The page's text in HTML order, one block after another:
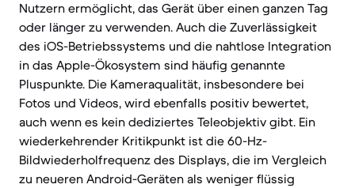
Nutzern ermöglicht, das Gerät über einen ganzen Tag
oder länger zu verwenden. Auch die Zuverlässigkeit
des iOS-Betriebssystems und die nahtlose Integration
in das Apple-Ökosystem sind häufig genannte
Pluspunkte. Die Kameraqualität, insbesondere bei
Fotos und Videos, wird ebenfalls positiv bewertet,
auch wenn es kein dediziertes Teleobjektiv gibt. Ein
wiederkehrender Kritikpunkt ist die 60-Hz-
Bildwiederholfrequenz des Displays, die im Vergleich
zu neueren Android-Geräten als weniger flüssig